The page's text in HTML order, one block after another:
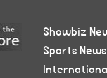
Showbiz
Sports